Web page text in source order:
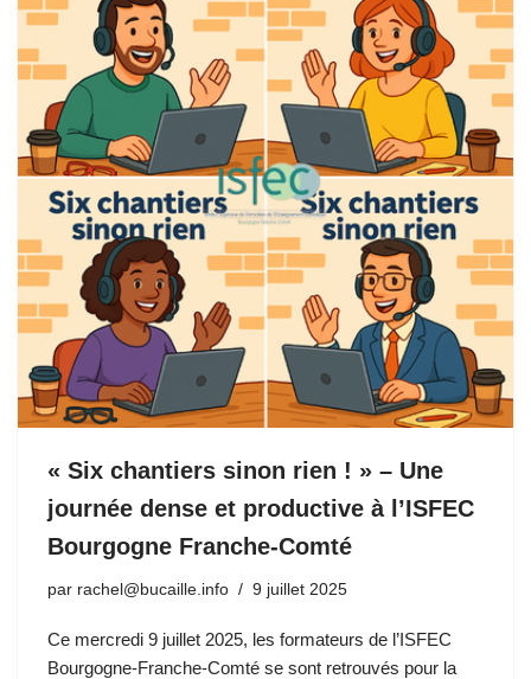
« Six chantiers sinon rien ! » – Une
journée dense et productive à l’ISFEC
Bourgogne Franche-Comté
par rachel@bucaille.info 9 juillet 2025
Ce mercredi 9 juillet 2025, les formateurs de l’ISFEC
Bourgogne-Franche-Comté se sont retrouvés pour la